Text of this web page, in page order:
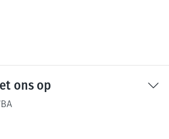
ons op